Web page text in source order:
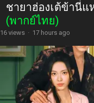
ชายาฮ่องเต้ข้านี่แ
(พากย์ไทย)
16 views · 17 hours ago